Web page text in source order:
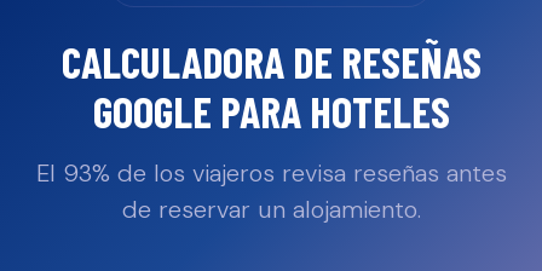
CALCULADORA DE RESEÑAS
GOOGLE PARA HOTELES
El 93% de los viajeros revisa reseñas antes
de reservar un alojamiento.